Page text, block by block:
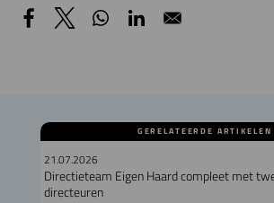
GERELATEERDE ARTIKELEN
21.07.2026
Directieteam Eigen Haard compleet met
directeuren